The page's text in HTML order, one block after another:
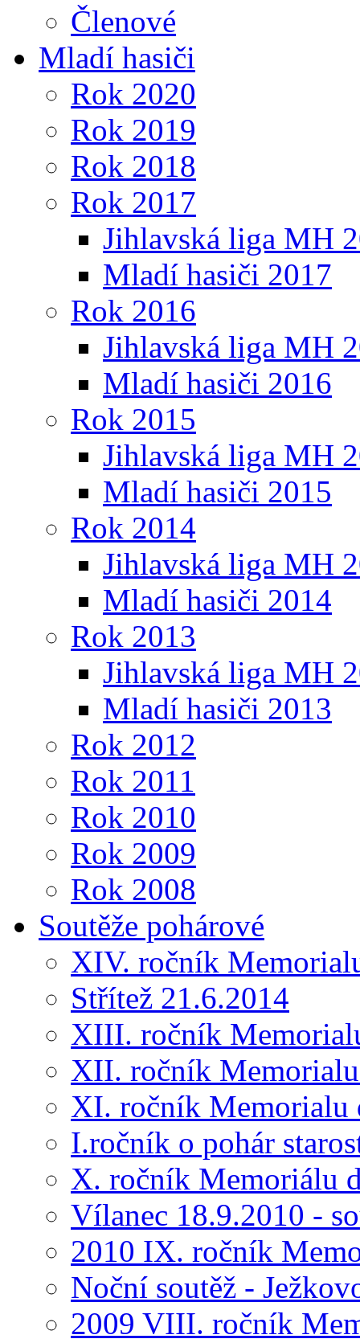
Členové
Mladí hasiči
Rok 2020
Rok 2019
Rok 2018
Rok 2017
Jihlavská liga MH
Mladí hasiči 2017
Rok 2016
Jihlavská liga MH
Mladí hasiči 2016
Rok 2015
Jihlavská liga MH
Mladí hasiči 2015
Rok 2014
Jihlavská liga MH
Mladí hasiči 2014
Rok 2013
Jihlavská liga MH
Mladí hasiči 2013
Rok 2012
Rok 2011
Rok 2010
Rok 2009
Rok 2008
Soutěže pohárové
XIV. ročník
Střítež 21.6.2014
XIII. ročník
XII. ročník
XI. ročník Memorialu
I.ročník o pohár
X. ročník Memoriálu
Vílanec 18.9.2010 -
2010 IX. ročník
Noční soutěž -
2009 VIII. ročník